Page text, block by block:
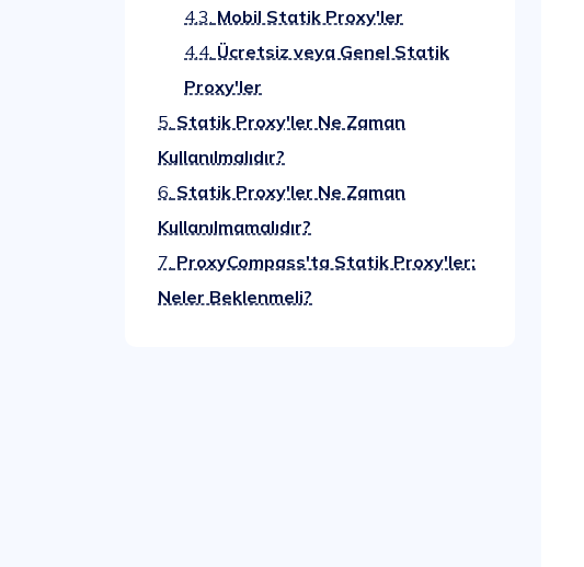
4.3. Mobil Statik Proxy'ler
4.4. Ücretsiz veya Genel Statik
Proxy'ler
5. Statik Proxy'ler Ne Zaman
Kullanılmalıdır?
6. Statik Proxy'ler Ne Zaman
Kullanılmamalıdır?
7. ProxyCompass'ta Statik Proxy'ler:
Neler Beklenmeli?